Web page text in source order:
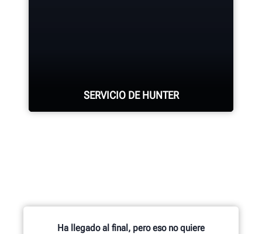
componentes conllevan un
ensamblaje experto.
SERVICIO DE HUNTER
Ha llegado al final, pero eso no quiere